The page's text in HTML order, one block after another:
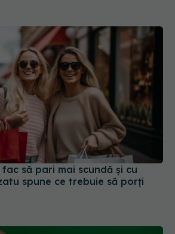
să pari mai scundă și cu
spune ce trebuie să porți